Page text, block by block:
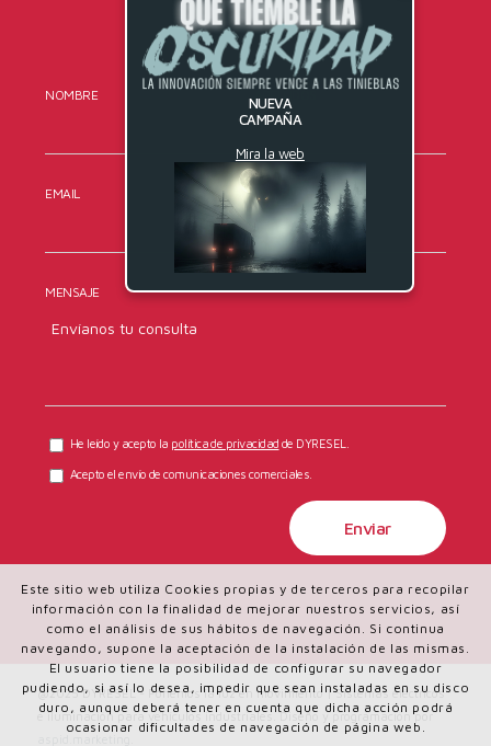
NUEVA
CAMPAÑA
Mira la web
NOMBRE APELLIDOS
EMAIL TELÉFONO
MENSAJE
He leído y acepto la política de privacidad de DYRESEL.
Acepto el envío de comunicaciones comerciales.
@2025 DYRESEL - Ponemos la luz en movimiento | Sistemas eléctricos
e iluminación para vehículos industriales. Diseño y programación por
Este sitio web utiliza Cookies propias y de terceros para recopilar
información con la finalidad de mejorar nuestros servicios, así
como el análisis de sus hábitos de navegación. Si continua
navegando, supone la aceptación de la instalación de las mismas.
El usuario tiene la posibilidad de configurar su navegador
pudiendo, si así lo desea, impedir que sean instaladas en su disco
duro, aunque deberá tener en cuenta que dicha acción podrá
ocasionar dificultades de navegación de página web.